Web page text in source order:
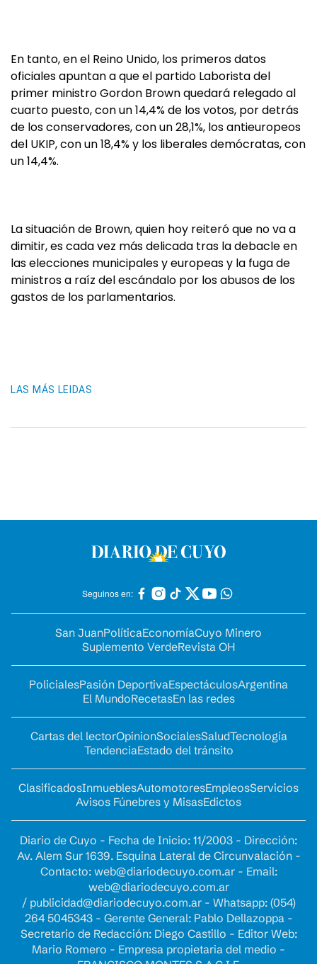
En tanto, en el Reino Unido, los primeros datos
oficiales apuntan a que el partido Laborista del
primer ministro Gordon Brown quedará relegado al
cuarto puesto, con un 14,4% de los votos, por detrás
de los conservadores, con un 28,1%, los antieuropeos
del UKIP, con un 18,4% y los liberales demócratas, con
un 14,4%.
La situación de Brown, quien hoy reiteró que no va a
dimitir, es cada vez más delicada tras la debacle en
las elecciones municipales y europeas y la fuga de
ministros a raíz del escándalo por los abusos de los
gastos de los parlamentarios.
LAS MÁS LEIDAS
Seguinos en:
San JuanPolíticaEconomíaCuyo Minero
Suplemento VerdeRevista OH
PolicialesPasión DeportivaEspectáculosArgentina
El MundoRecetasEn las redes
Cartas del lectorOpinionSocialesSaludTecnología
TendenciaEstado del tránsito
ClasificadosInmueblesAutomotoresEmpleosServicios
Avisos Fúnebres y MisasEdictos
Diario de Cuyo - Fecha de Inicio: 11/2003 - Dirección:
Av. Alem Sur 1639. Esquina Lateral de Circunvalación -
Contacto: web@diariodecuyo.com.ar- Email:
web@diariodecuyo.com.ar
/ publicidad@diariodecuyo.com.ar- Whatsapp: (054)
264 5045343 - Gerente General: Pablo Dellazoppa -
Secretario de Redacción: Diego Castillo - Editor Web:
Mario Romero - Empresa propietaria del medio -